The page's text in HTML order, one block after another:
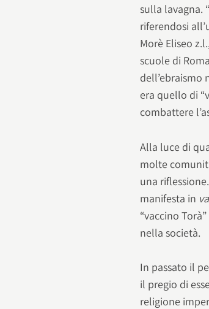
sulla lavagna.
riferendosi
Morè Eliseo
scuole di
dell’ebraismo
era quello di
combattere
Alla luce di
molte
una
manifesta in
“vaccino
nella società.
In passato il
il pregio di
religione